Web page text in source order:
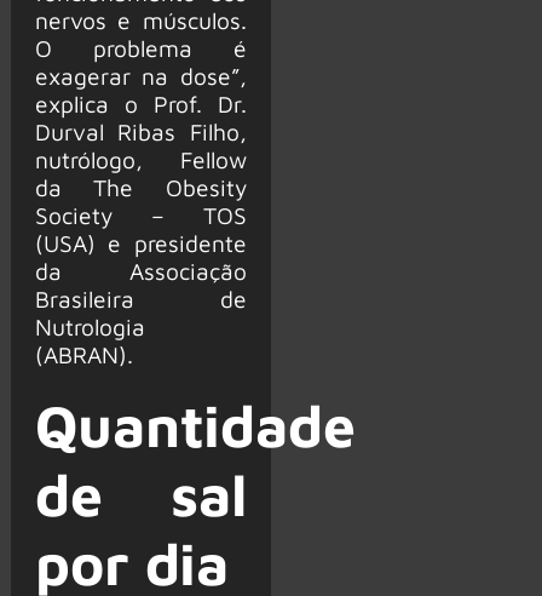
nervos e músculos.
O problema é
exagerar na dose”,
explica o Prof. Dr.
Durval Ribas Filho,
nutrólogo, Fellow
da The Obesity
Society – TOS
(USA) e presidente
da Associação
Brasileira de
Nutrologia
(ABRAN).
Quantidade
de sal
por dia